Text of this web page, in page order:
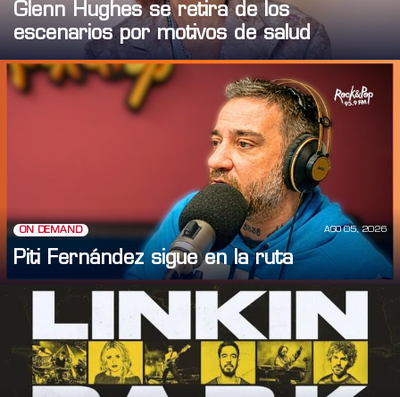
Glenn Hughes se retira de los
escenarios por motivos de salud
ON DEMAND AGO 05, 2026
Piti Fernández sigue en la ruta